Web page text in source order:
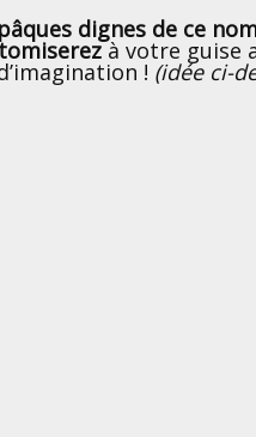
dignes de ce
à votre guise
! (idée ci-